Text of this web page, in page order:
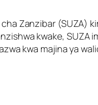
Zanzibar
kwake,
kwa majina ya